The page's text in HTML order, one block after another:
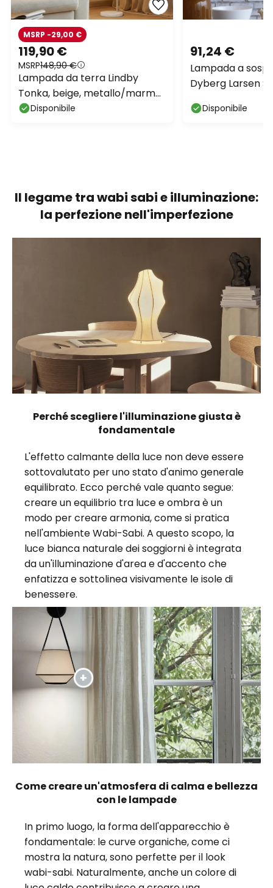
119,90 €
MSRP148,90 €
MSRP -29,00 €
Lampada da terra Lindby
Tonka, beige, metallo/marmo,
185 cm, E27
Disponibile
91,24 €
Lampada a
Dyberg Larsen
Disponibile
Il legame tra wabi sabi e illuminazione:
la perfezione nell'imperfezione
Perché scegliere l'illuminazione giusta è
fondamentale
L'effetto calmante della luce non deve essere
sottovalutato per uno stato d'animo generale
equilibrato. Ecco perché vale quanto segue:
creare un equilibrio tra luce e ombra è un
modo per creare armonia, come si pratica
nell'ambiente Wabi-Sabi. A questo scopo, la
luce bianca naturale dei soggiorni è integrata
da un'illuminazione d'area e d'accento che
enfatizza e sottolinea visivamente le isole di
benessere.
Come creare un'atmosfera di calma e bellezza
con le lampade
In primo luogo, la forma dell'apparecchio è
fondamentale: le curve organiche, come ci
mostra la natura, sono perfette per il look
wabi-sabi. Naturalmente, anche un colore di